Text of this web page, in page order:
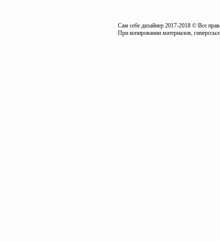
Сам себе дизайнер 2017-2018 © Все
При копировании материалов,